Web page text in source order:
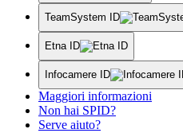
TeamSystem ID
Etna ID
Infocamere ID
Maggiori informazioni
Non hai SPID?
Serve aiuto?